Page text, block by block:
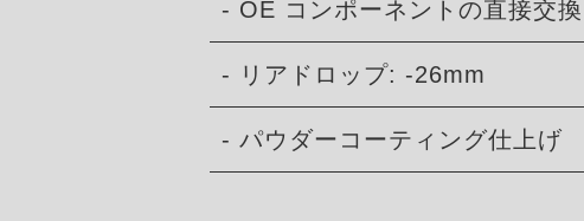
- OE コンポーネントの直接交換
- リアドロップ: -26mm
- パウダーコーティング仕上げ